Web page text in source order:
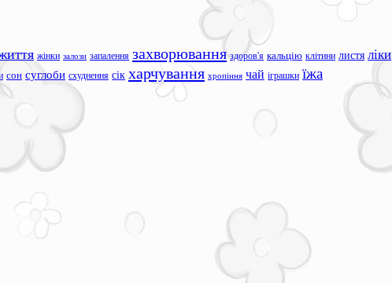
жінки залози запалення захворювання здоров'я кальцію клітини листя ліки
сон суглоби схуднення сік харчування хропіння чай іграшки їжа